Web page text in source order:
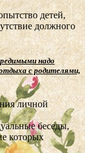
детей,
должного
надо
с родителями,
личной
беседы,
которых